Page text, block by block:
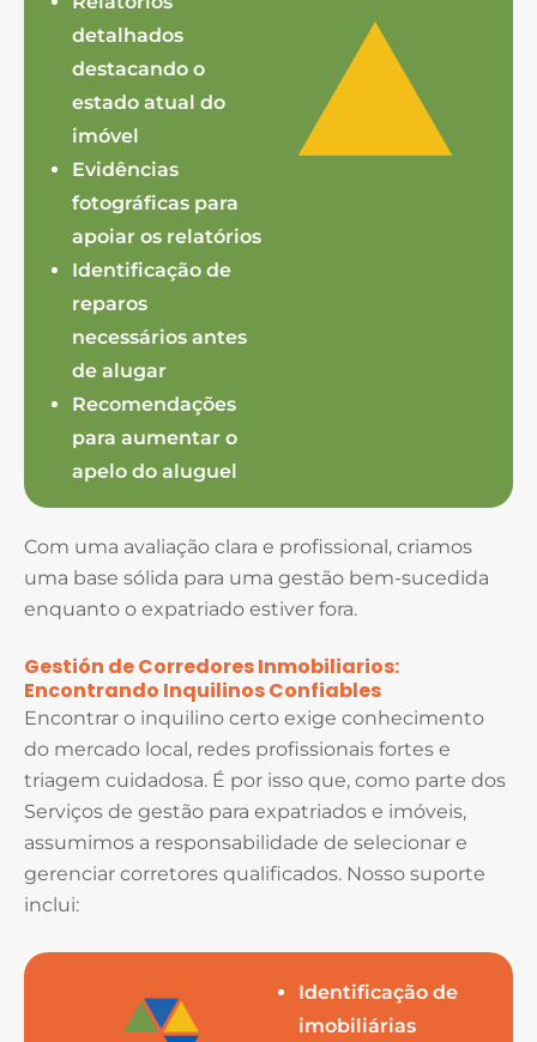
detalhados
destacando o
estado atual do
imóvel
Evidências
fotográficas para
apoiar os relatórios
Identificação de
reparos
necessários antes
de alugar
Recomendações
para aumentar o
apelo do aluguel
Com uma avaliação clara e profissional, criamos
uma base sólida para uma gestão bem-sucedida
enquanto o expatriado estiver fora.
Gestión de Corredores Inmobiliarios:
Encontrando Inquilinos Confiables
Encontrar o inquilino certo exige conhecimento
do mercado local, redes profissionais fortes e
triagem cuidadosa. É por isso que, como parte dos
Serviços de gestão para expatriados e imóveis,
assumimos a responsabilidade de selecionar e
gerenciar corretores qualificados. Nosso suporte
inclui:
Identificação de
imobiliárias